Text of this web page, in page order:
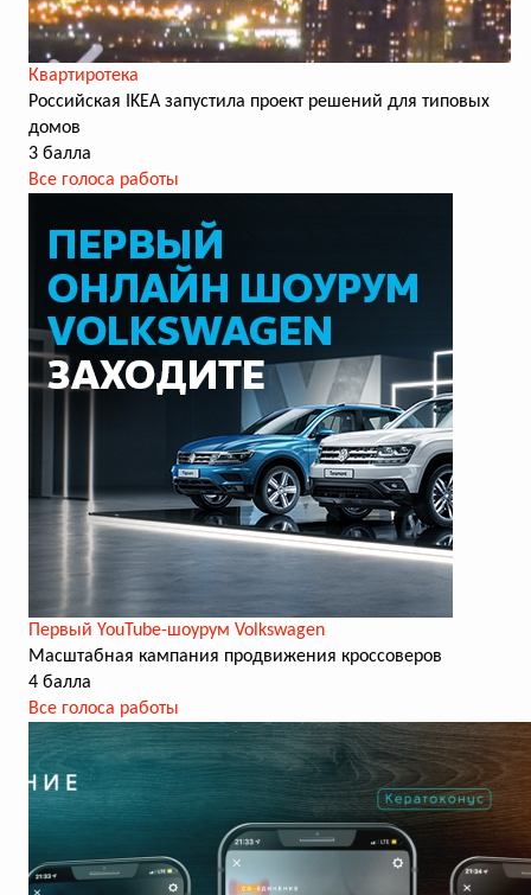
Квартиротека
Российская IKEA запустила проект решений для типовых
домов
3 балла
Все голоса работы
Первый YouTube-шоурум Volkswagen
Масштабная кампания продвижения кроссоверов
4 балла
Все голоса работы